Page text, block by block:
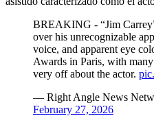
BREAKING - “Jim
over his unrecognizable
voice, and apparent eye
Awards in Paris, with
very off about the actor.
— Right Angle News
February 27, 2026